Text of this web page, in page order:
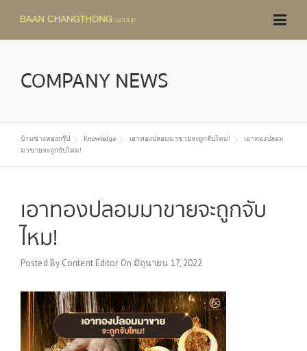
content
COMPANY NEWS
บ้านช่างทองกรุ๊ป Knowledge เอาทองปลอมมาขายจะถูกจับไหม!
เอาทองปลอม
มาขายจะถูกจับไหม!
เอาทองปลอมมาขายจะถูกจับ
ไหม!
Posted By Content Editor On มิถุนายน 17, 2022